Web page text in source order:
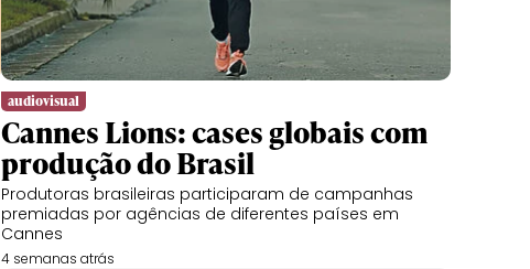
audiovisual
Cannes Lions: cases globais com
produção do Brasil
Produtoras brasileiras participaram de campanhas
premiadas por agências de diferentes países em
Cannes
4 semanas atrás